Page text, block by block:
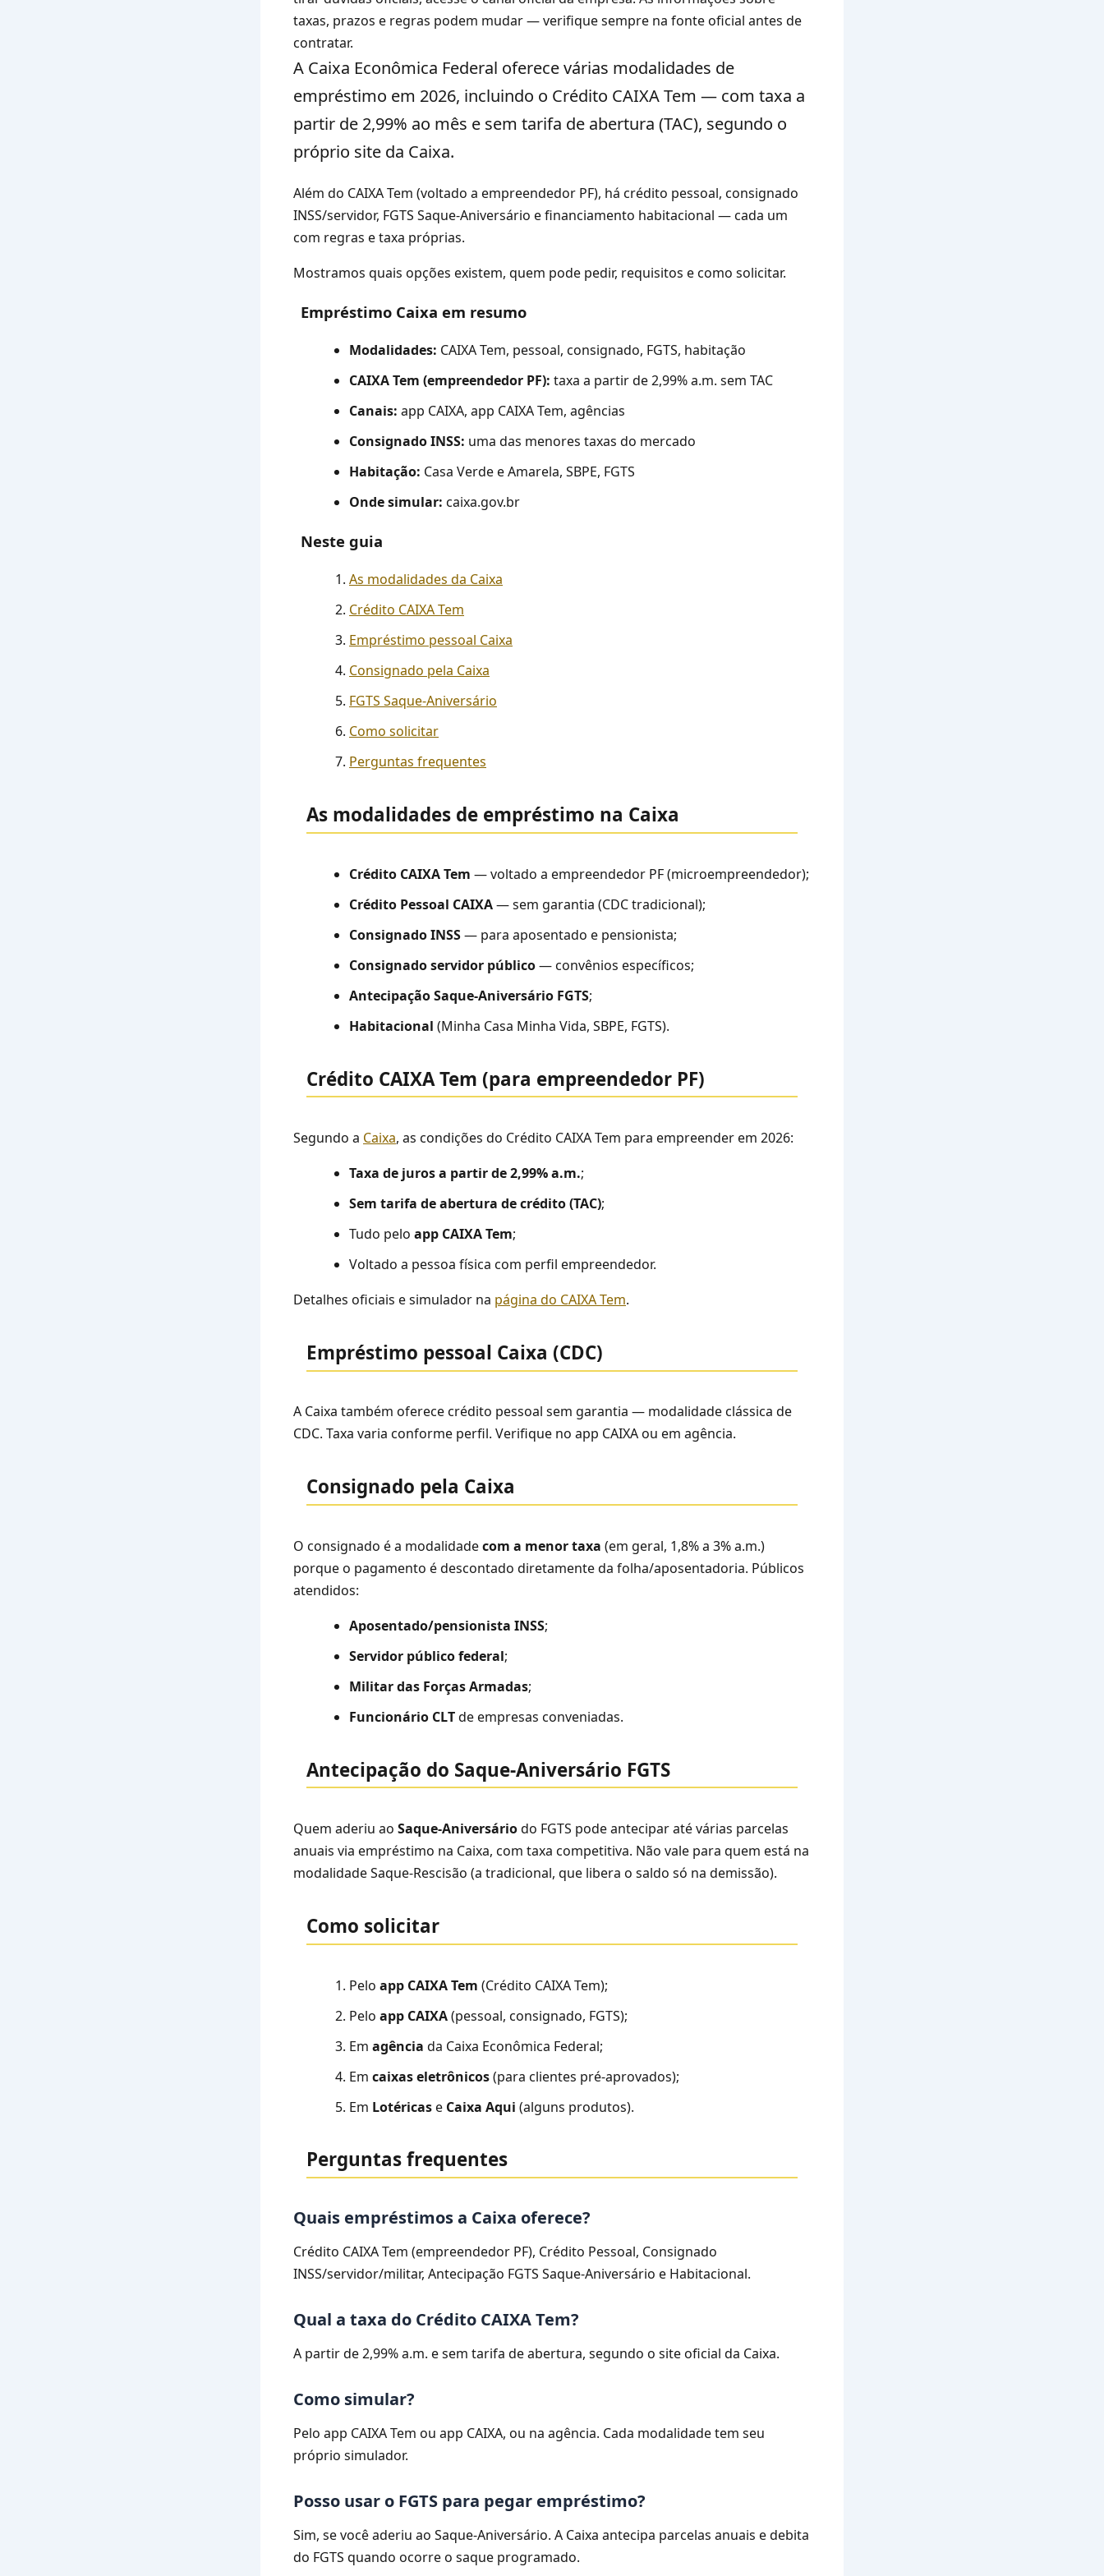
taxas, prazos e regras podem mudar — verifique sempre na fonte oficial antes de
contratar.
A Caixa Econômica Federal oferece várias modalidades de
empréstimo em 2026, incluindo o Crédito CAIXA Tem — com taxa a
partir de 2,99% ao mês e sem tarifa de abertura (TAC), segundo o
próprio site da Caixa.
Além do CAIXA Tem (voltado a empreendedor PF), há crédito pessoal, consignado
INSS/servidor, FGTS Saque-Aniversário e financiamento habitacional — cada um
com regras e taxa próprias.
Mostramos quais opções existem, quem pode pedir, requisitos e como solicitar.
Empréstimo Caixa em resumo
Modalidades: CAIXA Tem, pessoal, consignado, FGTS, habitação
CAIXA Tem (empreendedor PF): taxa a partir de 2,99% a.m. sem TAC
Canais: app CAIXA, app CAIXA Tem, agências
Consignado INSS: uma das menores taxas do mercado
Habitação: Casa Verde e Amarela, SBPE, FGTS
Onde simular: caixa.gov.br
Neste guia
As modalidades da Caixa
Crédito CAIXA Tem
Empréstimo pessoal Caixa
Consignado pela Caixa
FGTS Saque-Aniversário
Como solicitar
Perguntas frequentes
As modalidades de empréstimo na Caixa
Crédito CAIXA Tem — voltado a empreendedor PF (microempreendedor);
Crédito Pessoal CAIXA— sem garantia (CDC tradicional);
Consignado INSS— para aposentado e pensionista;
Consignado servidor público— convênios específicos;
Antecipação Saque-Aniversário FGTS;
Habitacional (Minha Casa Minha Vida, SBPE, FGTS).
Crédito CAIXA Tem (para empreendedor PF)
Segundo a Caixa, as condições do Crédito CAIXA Tem para empreender em 2026:
Taxa de juros a partir de 2,99% a.m.;
Sem tarifa de abertura de crédito (TAC);
Tudo pelo app CAIXA Tem;
Voltado a pessoa física com perfil empreendedor.
Detalhes oficiais e simulador na página do CAIXA Tem.
Empréstimo pessoal Caixa (CDC)
A Caixa também oferece crédito pessoal sem garantia — modalidade clássica de
CDC. Taxa varia conforme perfil. Verifique no app CAIXA ou em agência.
Consignado pela Caixa
O consignado é a modalidadecom a menor taxa (em geral, 1,8% a 3% a.m.)
porque o pagamento é descontado diretamente da folha/aposentadoria. Públicos
atendidos:
Aposentado/pensionista INSS;
Servidor público federal;
Militar das Forças Armadas;
Funcionário CLTde empresas conveniadas.
Antecipação do Saque-Aniversário FGTS
Quem aderiu ao Saque-Aniversáriodo FGTS pode antecipar até várias parcelas
anuais via empréstimo na Caixa, com taxa competitiva. Não vale para quem está na
modalidade Saque-Rescisão (a tradicional, que libera o saldo só na demissão).
Como solicitar
Pelo app CAIXA Tem (Crédito CAIXA Tem);
Pelo app CAIXA(pessoal, consignado, FGTS);
Em agência da Caixa Econômica Federal;
Em caixas eletrônicos(para clientes pré-aprovados);
Em Lotéricase Caixa Aqui (alguns produtos).
Perguntas frequentes
Quais empréstimos a Caixa oferece?
Crédito CAIXA Tem (empreendedor PF), Crédito Pessoal, Consignado
INSS/servidor/militar, Antecipação FGTS Saque-Aniversário e Habitacional.
Qual a taxa do Crédito CAIXA Tem?
A partir de 2,99% a.m. e sem tarifa de abertura, segundo o site oficial da Caixa.
Como simular?
Pelo app CAIXA Tem ou app CAIXA, ou na agência. Cada modalidade tem seu
próprio simulador.
Posso usar o FGTS para pegar empréstimo?
Sim, se você aderiu ao Saque-Aniversário. A Caixa antecipa parcelas anuais e debita
do FGTS quando ocorre o saque programado.